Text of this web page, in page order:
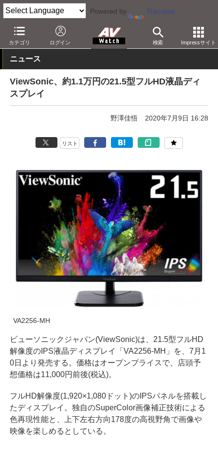
Powered by Translate
カテゴリ ログイン 検索 Impressサイト
AV Watch 製品 ディスプレイ
ニュース
ViewSonic、約1.1万円の21.5型フルHD液晶ディ
スプレイ
野澤佳悟 2020年7月9日 16:28
リスト
VA2256-MH
ビューソニックジャパン(ViewSonic)は、21.5型フルHD
解像度のIPS液晶ディスプレイ「VA2256-MH」を、7月1
0日より発売する。価格はオープンプライスで、店頭予
想価格は11,000円前後(税込)。
フルHD解像度(1,920×1,080ドット)のIPSパネルを搭載し
たディスプレイ。独自のSuperColor画像補正技術による
色再現性能と、上下左右方向178度の高視野角で画像や
映像を楽しめるとしている。